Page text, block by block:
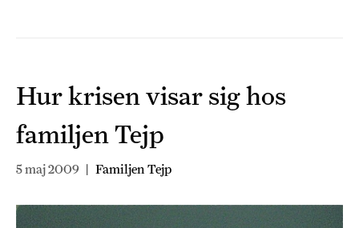
Hur krisen visar sig hos
familjen Tejp
5 maj 2009 | Familjen Tejp